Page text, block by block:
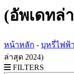
(อัพเดทล่
หน้าหลัก - บุหรี่ไฟฟ้า
ล่าสุด 2024)
FILTERS